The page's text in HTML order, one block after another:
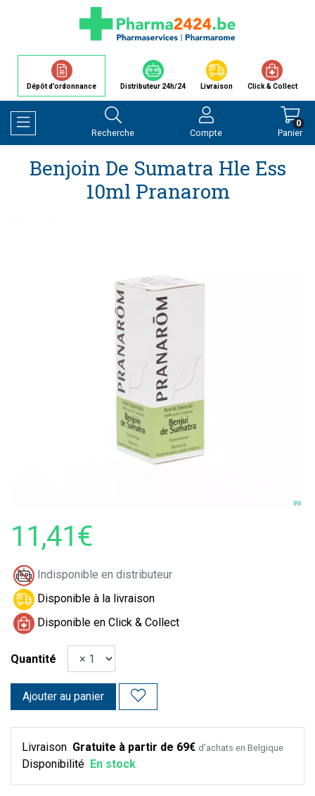
Dépôt d’ordonnance Distributeur 24h/24 Livraison Click & Collect
Afficher la navigation
Recherche Compte Panier
0
Benjoin De Sumatra Hle Ess
10ml Pranarom
11,41€
Indisponible en distributeur
Disponible à la livraison
Disponible en Click & Collect
Quantité
Ajouter au panier
Livraison Gratuite à partir de 69€ d’achats en Belgique
Disponibilité En stock